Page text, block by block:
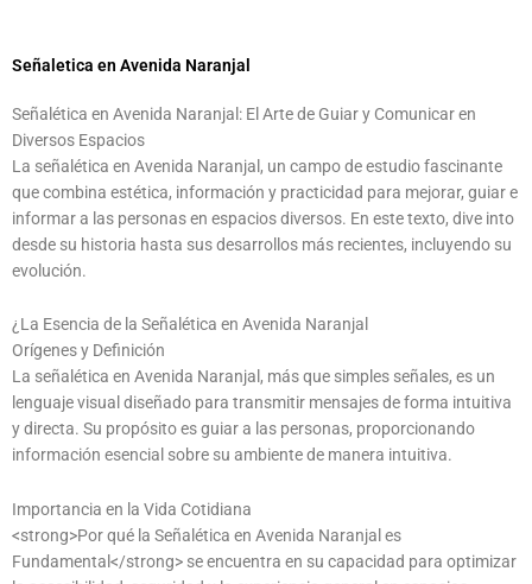
Señaletica en Avenida Naranjal
Señalética en Avenida Naranjal: El Arte de Guiar y Comunicar en
Diversos Espacios
La señalética en Avenida Naranjal, un campo de estudio fascinante
que combina estética, información y practicidad para mejorar, guiar e
informar a las personas en espacios diversos. En este texto, dive into
desde su historia hasta sus desarrollos más recientes, incluyendo su
evolución.
¿La Esencia de la Señalética en Avenida Naranjal
Orígenes y Definición
La señalética en Avenida Naranjal, más que simples señales, es un
lenguaje visual diseñado para transmitir mensajes de forma intuitiva
y directa. Su propósito es guiar a las personas, proporcionando
información esencial sobre su ambiente de manera intuitiva.
Importancia en la Vida Cotidiana
<strong>Por qué la Señalética en Avenida Naranjal es
Fundamental</strong> se encuentra en su capacidad para optimizar